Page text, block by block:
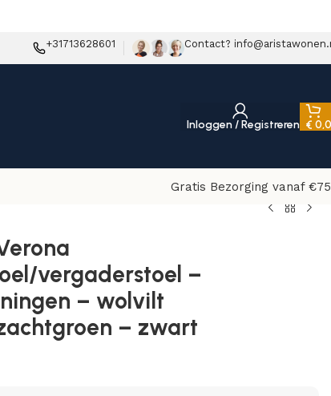
+31713628601 Contact?
Inloggen / Registreren €
Gratis Bezorging vanaf
vergaderstoel –
– wolvilt
– zwart